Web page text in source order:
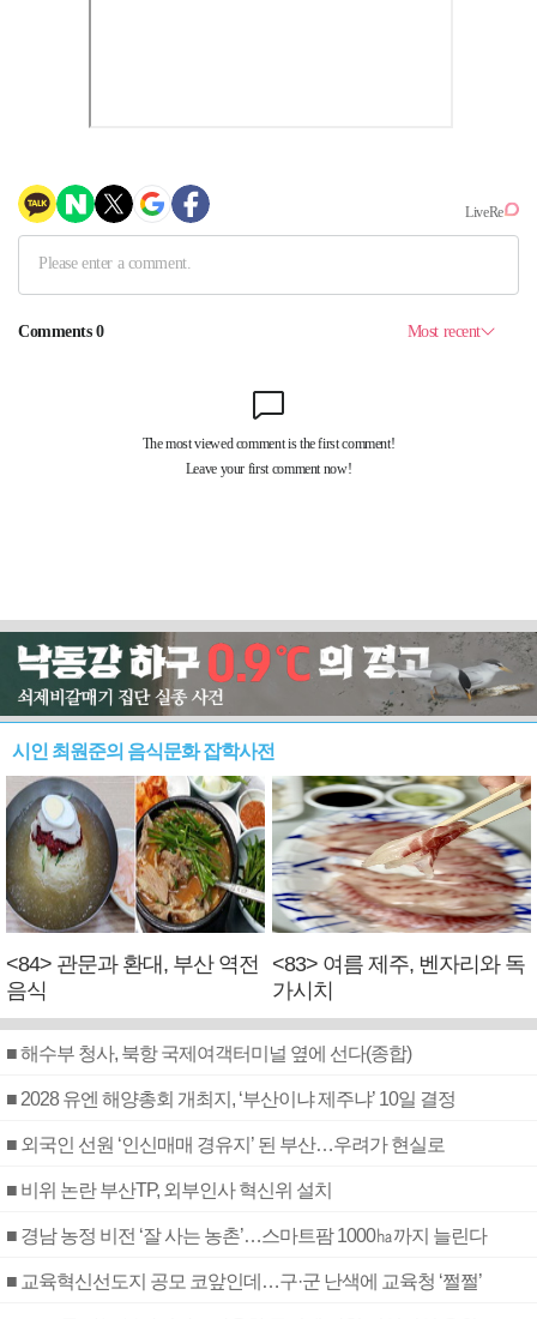
시인 최원준의 음식문화 잡학사전
<84> 관문과 환대, 부산 역전
음식
<83> 여름 제주, 벤자리와 독
가시치
■ 해수부 청사, 북항 국제여객터미널 옆에 선다(종합)
■ 2028 유엔 해양총회 개최지, ‘부산이냐 제주냐’ 10일 결정
■ 외국인 선원 ‘인신매매 경유지’ 된 부산…우려가 현실로
■ 비위 논란 부산TP, 외부인사 혁신위 설치
■ 경남 농정 비전 ‘잘 사는 농촌’…스마트팜 1000㏊까지 늘린다
■ 교육혁신선도지 공모 코앞인데…구·군 난색에 교육청 ‘쩔쩔’